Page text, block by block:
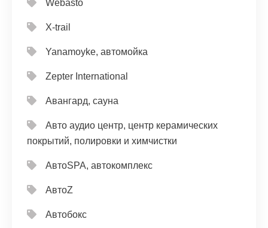
Webasto
X-trail
Yanamoyke, автомойка
Zepter International
Авангард, сауна
Авто аудио центр, центр керамических
покрытий, полировки и химчистки
АвтоSPA, автокомплекс
АвтоZ
Автобокс